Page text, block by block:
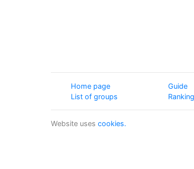
Home page
List of groups
Guide
Ranking
Website uses cookies.